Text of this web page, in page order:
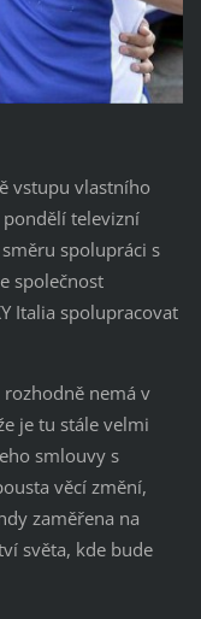
vstupu vlastního
televizní
spolupráci s
společnost
Italia spolupracovat
rozhodně nemá v
je tu stále velmi
smlouvy s
věcí změní,
zaměřena na
světa, kde bude